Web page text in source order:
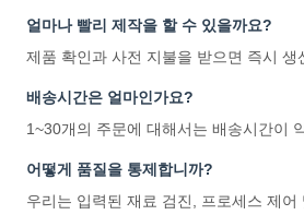
얼마나 빨리 제작을 할 수 있을까요?
제품 확인과 사전 지불을 받으면 즉시 생
배송시간은 얼마인가요?
1~30개의 주문에 대해서는 배송시간이
어떻게 품질을 통제합니까?
우리는 입력된 재료 검진, 프로세스 제